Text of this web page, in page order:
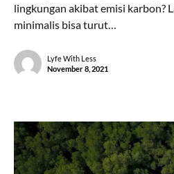
lingkungan akibat emisi karbon?
minimalis bisa turut…
Lyfe With Less
November 8, 2021